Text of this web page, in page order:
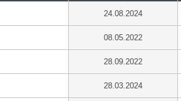
24.08.2024
08.05.2022
28.09.2022
28.03.2024